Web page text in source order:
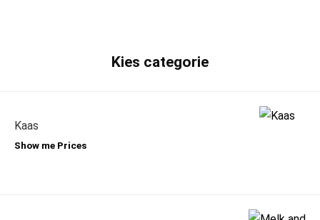
Kies categorie
Kaas
Show me Prices